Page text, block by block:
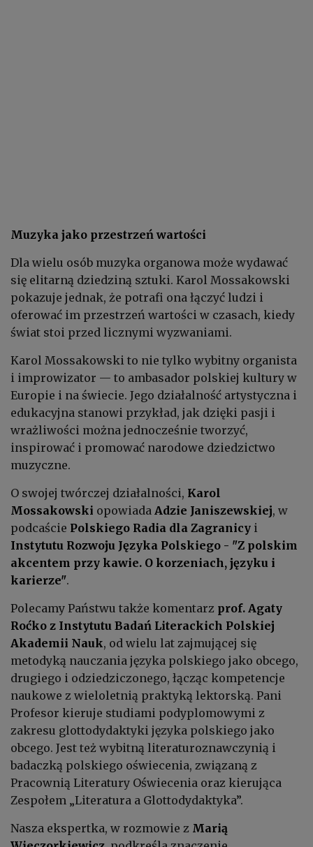
Muzyka jako przestrzeń wartości
Dla wielu osób muzyka organowa może wydawać
się elitarną dziedziną sztuki. Karol Mossakowski
pokazuje jednak, że potrafi ona łączyć ludzi i
oferować im przestrzeń wartości w czasach, kiedy
świat stoi przed licznymi wyzwaniami.
Karol Mossakowski to nie tylko wybitny organista
i improwizator — to ambasador polskiej kultury w
Europie i na świecie. Jego działalność artystyczna i
edukacyjna stanowi przykład, jak dzięki pasji i
wrażliwości można jednocześnie tworzyć,
inspirować i promować narodowe dziedzictwo
muzyczne.
O swojej twórczej działalności, Karol
Mossakowski opowiada Adzie Janiszewskiej, w
podcaście Polskiego Radia dla Zagranicy i
Instytutu Rozwoju Języka Polskiego - "Z polskim
akcentem przy kawie. O korzeniach, języku i
karierze".
Polecamy Państwu także komentarz prof. Agaty
Roćko z Instytutu Badań Literackich Polskiej
Akademii Nauk, od wielu lat zajmującej się
metodyką nauczania języka polskiego jako obcego,
drugiego i odziedziczonego, łącząc kompetencje
naukowe z wieloletnią praktyką lektorską. Pani
Profesor kieruje studiami podyplomowymi z
zakresu glottodydaktyki języka polskiego jako
obcego. Jest też wybitną literaturoznawczynią i
badaczką polskiego oświecenia, związaną z
Pracownią Literatury Oświecenia oraz kierująca
Zespołem „Literatura a Glottodydaktyka”.
Nasza ekspertka, w rozmowie z Marią